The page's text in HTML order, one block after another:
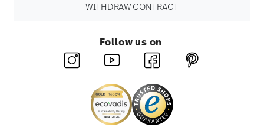
WITHDRAW CONTRACT
Follow us on